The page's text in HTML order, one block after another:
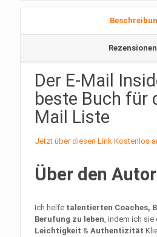
Rezensionen
Der E-Mail
beste Buch für
Mail Liste
Jetzt über diesen Link Kostenlos
Über den
Ich helfe talentierten Coaches,
Berufung zu leben, indem ich
Leichtigkeit &Authentizität